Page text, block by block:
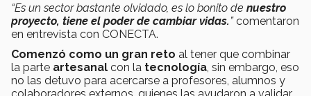
“Es un sector bastante olvidado, es lo bonito de nuestro
proyecto, tiene el poder de cambiar vidas. ”comentaron
en entrevista con CONECTA.
Comenzó como un gran reto al tener que combinar
la parte artesanal con la tecnología , sin embargo, eso
no las detuvo para acercarse a profesores, alumnos y